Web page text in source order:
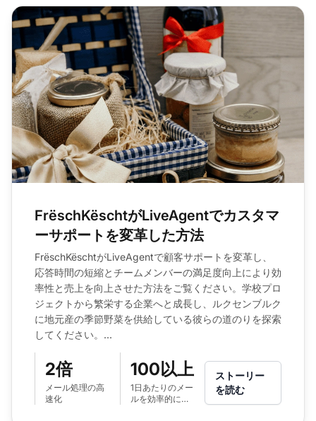
FrëschKëschtがLiveAgentでカスタマ
ーサポートを変革した方法
FrëschKëschtがLiveAgentで顧客サポートを変革し、
応答時間の短縮とチームメンバーの満足度向上により効
率性と売上を向上させた方法をご覧ください。学校プロ
ジェクトから繁栄する企業へと成長し、ルクセンブルク
に地元産の季節野菜を供給している彼らの道のりを探索
してください。...
2倍
メール処理の高
速化
100以上
1日あたりのメー
ルを効率的に管
ストーリー
を読む